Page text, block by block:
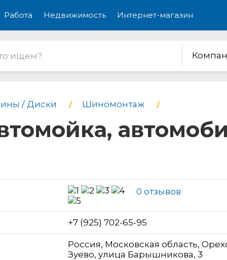
Работа Недвижимость Интернет-магазин
/ Диски Шиномонтаж
0 отзывов
+7 (925) 702-65-95
Россия, Московская область,
Зуево, улица Барышникова, 3